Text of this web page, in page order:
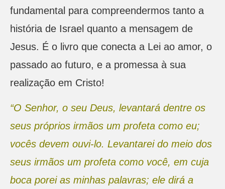
fundamental para compreendermos tanto a
história de Israel quanto a mensagem de
Jesus. É o livro que conecta a Lei ao amor, o
passado ao futuro, e a promessa à sua
realização em Cristo!
“O Senhor, o seu Deus, levantará dentre os
seus próprios irmãos um profeta como eu;
vocês devem ouvi-lo. Levantarei do meio dos
seus irmãos um profeta como você, em cuja
boca porei as minhas palavras; ele dirá a